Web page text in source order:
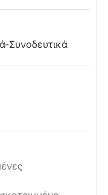
Συνοδευτικά